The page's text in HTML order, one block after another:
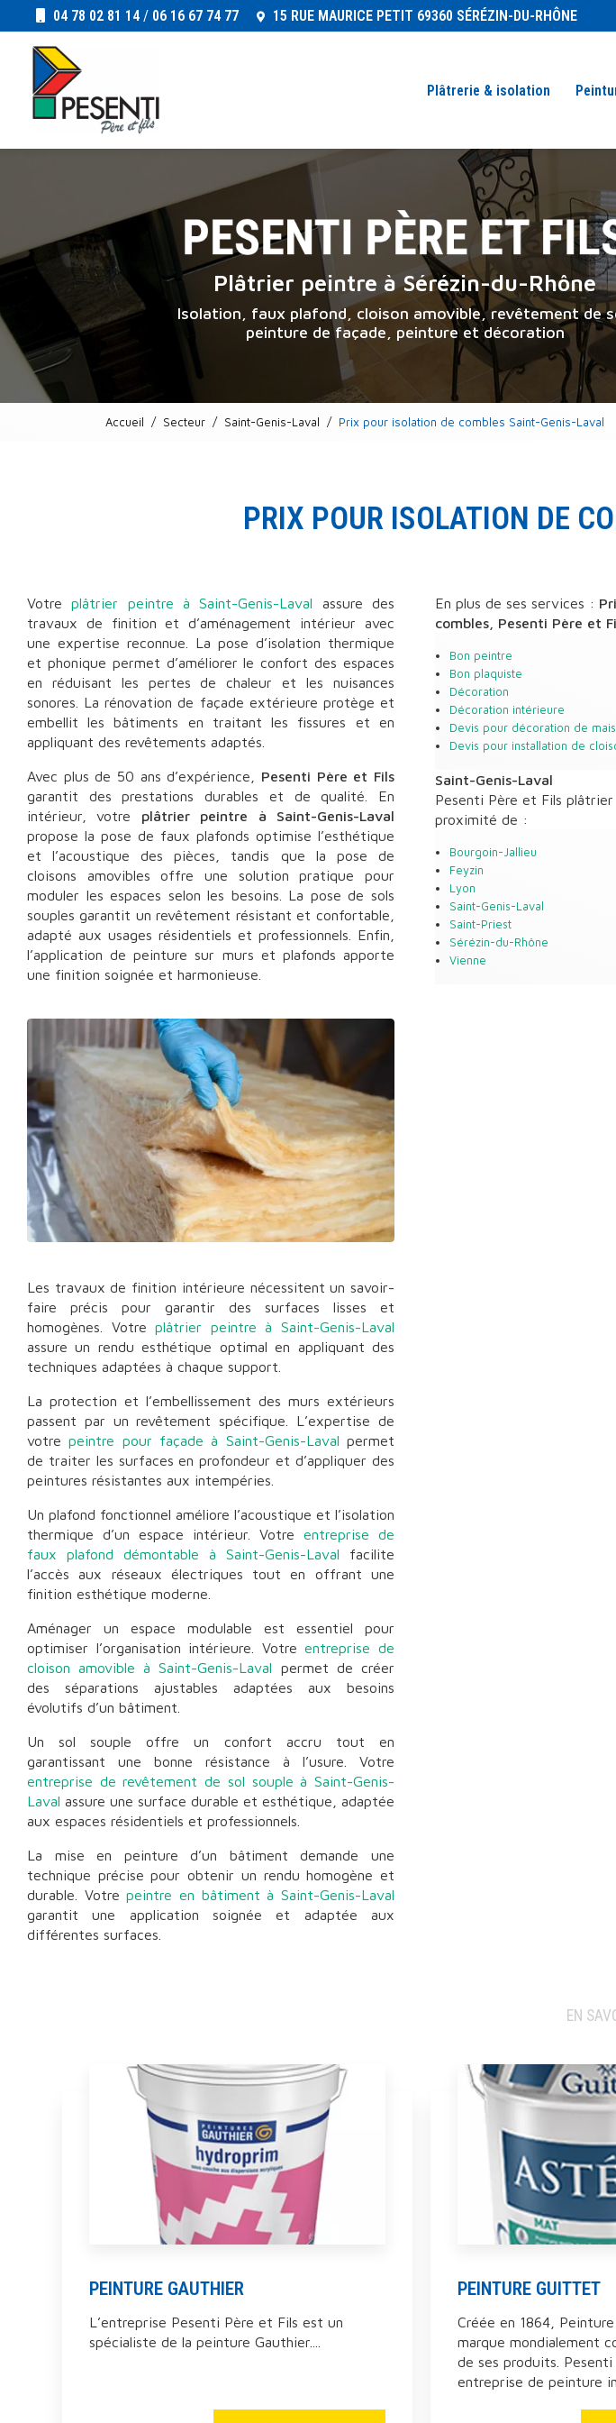
au
contenu
principal
04 78 02 81 14/ 06 16 67 74 77 15 RUE MAURICE PETIT 69360 SÉRÉZIN-DU-RHÔNE
Plâtrerie & isolation
Plâtrier peintre à Sérézin-du-Rhône
Isolation, faux plafond, cloison amovible, revêtement de
peinture de façade, peinture et décoration
Accueil Secteur Saint-Genis-Laval Prix pour isolation de combles Saint-Genis-Laval
PRIX POUR ISOLATION DE
Votre plâtrier peintre à Saint-Genis-Laval assure des
travaux de finition et d’aménagement intérieur avec
une expertise reconnue. La pose d’isolation thermique
et phonique permet d’améliorer le confort des espaces
en réduisant les pertes de chaleur et les nuisances
sonores. La rénovation de façade extérieure protège et
embellit les bâtiments en traitant les fissures et en
appliquant des revêtements adaptés.
Avec plus de 50 ans d’expérience, Pesenti Père et Fils
garantit des prestations durables et de qualité. En
intérieur, votre plâtrier peintre à Saint-Genis-Laval
propose la pose de faux plafonds optimise l’esthétique
et l’acoustique des pièces, tandis que la pose de
cloisons amovibles offre une solution pratique pour
moduler les espaces selon les besoins. La pose de sols
souples garantit un revêtement résistant et confortable,
adapté aux usages résidentiels et professionnels. Enfin,
l’application de peinture sur murs et plafonds apporte
une finition soignée et harmonieuse.
Les travaux de finition intérieure nécessitent un savoir-
faire précis pour garantir des surfaces lisses et
homogènes. Votreplâtrier peintre à Saint-Genis-Laval
assure un rendu esthétique optimal en appliquant des
techniques adaptées à chaque support.
La protection et l’embellissement des murs extérieurs
passent par un revêtement spécifique. L’expertise de
votrepeintre pour façade à Saint-Genis-Laval permet
de traiter les surfaces en profondeur et d’appliquer des
peintures résistantes aux intempéries.
Un plafond fonctionnel améliore l’acoustique et l’isolation
thermique d’un espace intérieur. Votre entreprise de
faux plafond démontable à Saint-Genis-Laval facilite
l’accès aux réseaux électriques tout en offrant une
finition esthétique moderne.
Aménager un espace modulable est essentiel pour
optimiser l’organisation intérieure. Votreentreprise de
cloison amovible à Saint-Genis-Laval permet de créer
des séparations ajustables adaptées aux besoins
évolutifs d’un bâtiment.
Un sol souple offre un confort accru tout en
garantissant une bonne résistance à l’usure. Votre
entreprise de revêtement de sol souple à Saint-Genis-
Laval assure une surface durable et esthétique, adaptée
aux espaces résidentiels et professionnels.
La mise en peinture d’un bâtiment demande une
technique précise pour obtenir un rendu homogène et
durable. Votrepeintre en bâtiment à Saint-Genis-Laval
garantit une application soignée et adaptée aux
différentes surfaces.
En plus de ses services :
combles, Pesenti Père et
Bon peintre
Bon plaquiste
Décoration
Décoration intérieure
Devis pour décoration de
Devis pour installation de
Saint-Genis-Laval
Pesenti Père et Fils
proximité de :
Bourgoin-Jallieu
Feyzin
Lyon
Saint-Genis-Laval
Saint-Priest
Sérézin-du-Rhône
Vienne
EN
PEINTURE GAUTHIER
L’entreprise Pesenti Père et Fils est un
spécialiste de la peinture Gauthier....
PEINTURE GUITTET
Créée en 1864,
marque mondialement
de ses produits. Pesenti
entreprise de peinture